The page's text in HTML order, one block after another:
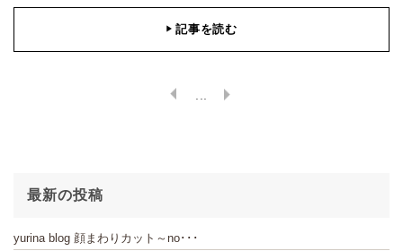
▶記事を読む
最新の投稿
yurina blog 顔まわりカット～no･･･